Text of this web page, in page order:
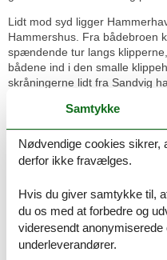
Lidt mod syd ligger
Hammershus. Fra bådebroen
spændende tur langs
bådene ind i den smalle
skråningerne lidt fra Sandvig
er en oplevelse i særklasse.
Hammersø er Danmarks
skaller, aborrer, geder, suder
aborrer, mens gedder og
Pak en madkurv, spring på
opdagelse på øen. Besøg de
middelalderlige rundkirker.
Samtykke
Nødvendige cookies sikrer,
derfor ikke fravælges.
Hvis du giver samtykke til,
du os med at forbedre og
videresendt anonymiserede
underleverandører.